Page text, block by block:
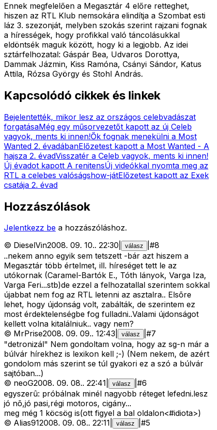
Ennek megfelelően a Megasztár 4 előre retteghet,
hiszen az RTL Klub nemsokára elindítja a Szombat esti
láz 3. szezonját, melyben szokás szerint rajzani fognak
a hírességek, hogy profikkal való táncolásukkal
eldöntsék maguk között, hogy ki a legjobb. Az idei
sztárfelhozatal: Gáspár Bea, Udvaros Dorottya,
Dammak Jázmin, Kiss Ramóna, Csányi Sándor, Katus
Attila, Rózsa György és Stohl András.
Kapcsolódó cikkek és linkek
Bejelentették, mikor lesz az országos celebvadászat
forgatásaMég egy műsorvezetőt kapott az új Celeb
vagyok, ments ki innen!Ők fognak menekülni a Most
Wanted 2. évadábanElőzetest kapott a Most Wanted - A
hajsza 2. évadVisszatér a Celeb vagyok, ments ki innen!
Új évadot kapott A renitensÚj videókkal nyomta meg az
RTL a celebes valóságshow-játElőzetest kapott az Exek
csatája 2. évad
Hozzászólások
Jelentkezz be a hozzászóláshoz.
© DieselVin2008. 09. 10.. 22:30 válasz #8
..nekem anno egyik sem tetszett -bár azt hiszem a
Megasztár több értelmet, ill. híreséget tett le az
utókornak (Caramel-Bartók E., Tóth lányok, Varga Iza,
Varga Feri...stb)de ezzel a felhozatallal szerintem sokkal
újabbat nem fog az RTL letenni az asztalra.. Elsõre
lehet, hogy újdonság volt, zabálták, de szerintem ez
most érdektelenségbe fog fulladni..Valami újdonságot
kellett volna kitalálniuk.. vagy nem?
© MrPrise2008. 09. 09.. 12:43 válasz #7
"detronizál" Nem gondoltam volna, hogy az sg-n már a
búlvár hírekhez is lexikon kell ;-) (Nem nekem, de azért
gondolom más szerint se túl gyakori ez a szó a búlvár
sajtóban...)
© neoG2008. 09. 08.. 22:41 válasz #6
egyszerû: próbálnak minél nagyobb réteget lefedni.lesz
jó nõ,jó pasi,régi motoros, cigány...
meg még 1 köcsög is(ott figyel a bal oldalon<#idiota>)
© Alias912008. 09. 08.. 22:11 válasz #5